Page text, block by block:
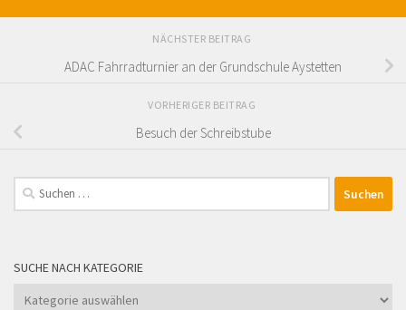
NÄCHSTER BEITRAG
ADAC Fahrradturnier an der Grundschule Aystetten
VORHERIGER BEITRAG
Besuch der Schreibstube
Suchen
nach:
SUCHE NACH KATEGORIE
Suche